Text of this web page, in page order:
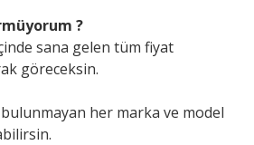
?
sana gelen tüm fiyat
göreceksin.
her marka ve model